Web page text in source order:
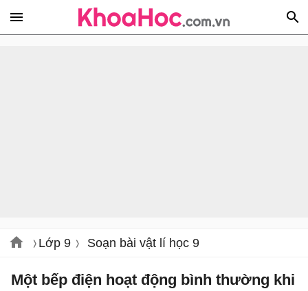
Lớp 9 Soạn bài vật lí học 9
Một bếp điện hoạt động bình thường khi